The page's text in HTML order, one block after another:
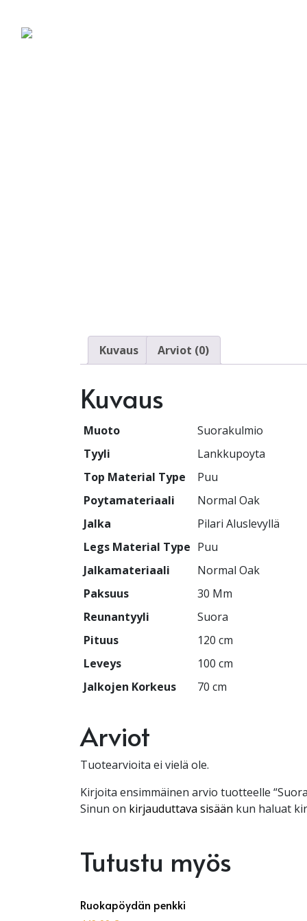
Kuvaus Arviot (0)
Kuvaus
Muoto
Suorakulmio
Tyyli
Lankkupoyta
Top Material Type
Puu
Poytamateriaali
Normal Oak
Jalka
Pilari Aluslevyllä
Legs Material Type Puu
Jalkamateriaali
Normal Oak
Paksuus
30 Mm
Reunantyyli
Suora
Pituus
120 cm
Leveys
100 cm
Jalkojen Korkeus
70 cm
Arviot
Tuotearvioita ei vielä ole.
Kirjoita ensimmäinen arvio tuotteelle
Sinun on kirjauduttava sisään kun haluat
Tutustu myös
Ruokapöydän penkki